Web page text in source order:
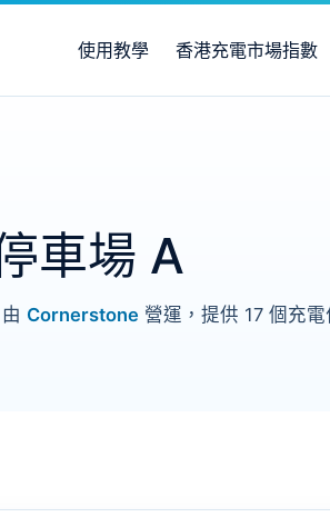
使用教學 香港充電市場指數
車場 A
Cornerstone 營運，提供 17 個充